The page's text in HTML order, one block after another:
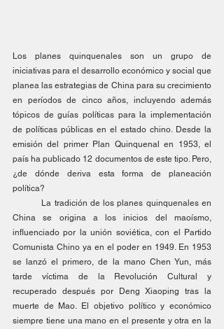
Los planes quinquenales son un grupo de
iniciativas para el desarrollo económico y social que
planea las estrategias de China para su crecimiento
en períodos de cinco años, incluyendo además
tópicos de guías políticas para la implementación
de políticas públicas en el estado chino. Desde la
emisión del primer Plan Quinquenal en 1953, el
país ha publicado 12 documentos de este tipo. Pero,
¿de dónde deriva esta forma de planeación
política?
China se origina a los inicios del maoísmo,
influenciado por la unión soviética, con el Partido
Comunista Chino ya en el poder en 1949. En 1953
se lanzó el primero, de la mano Chen Yun, más
tarde víctima de la Revolución Cultural y
recuperado después por Deng Xiaoping tras la
muerte de Mao. El objetivo político y económico
siempre tiene una mano en el presente y otra en la